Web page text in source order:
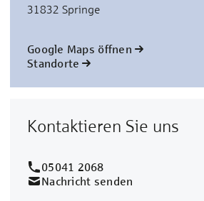
31832 Springe
Google Maps öffnen
Standorte
Kontaktieren Sie uns
05041 2068
Nachricht senden